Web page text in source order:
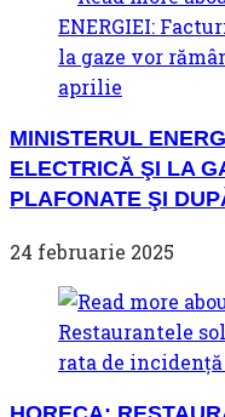
MINISTERUL
ELECTRICĂ ŞI LA
PLAFONATE ŞI
24 februarie 2025